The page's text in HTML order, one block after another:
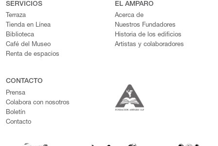
SERVICIOS
Terraza
Tienda en Línea
Biblioteca
Café del Museo
Renta de espacios
EL AMPARO
Acerca de
Nuestros Fundadores
Historia de los edificios
Artistas y colaboradores
CONTACTO
Prensa
Colabora con nosotros
Boletín
Contacto